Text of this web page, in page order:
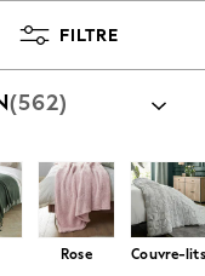
FILTRE
(562)
Rose Couvre-lits